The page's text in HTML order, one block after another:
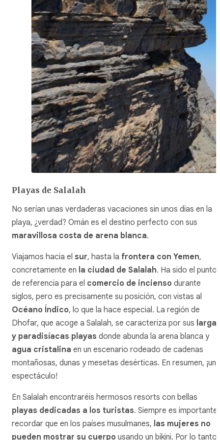
Playas de Salalah
No serían unas verdaderas vacaciones sin unos días en la
playa, ¿verdad? Omán es el destino perfecto con sus
maravillosa costa de arena blanca.
Viajamos hacia el sur, hasta la frontera con Yemen,
concretamente en la ciudad de Salalah. Ha sido el punto
de referencia para el comercio de incienso durante
siglos, pero es precisamente su posición, con vistas al
Océano Índico, lo que la hace especial. La región de
Dhofar, que acoge a Salalah, se caracteriza por sus
y paradisíacas playas donde abunda la arena blanca y
agua cristalina en un escenario rodeado de cadenas
montañosas, dunas y mesetas desérticas. En resumen, ¡un
espectáculo!
En Salalah encontraréis hermosos resorts con bellas
playas dedicadas a los turistas. Siempre es importante
recordar que en los países musulmanes, las mujeres no
pueden mostrar su cuerpo usando un bikini. Por lo tanto,